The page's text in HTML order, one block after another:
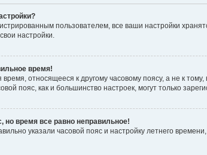
пользователем, все ваши настройки
настройки.
время!
относящееся к другому часовому поясу, а не к
пояс, как и большинство настроек, могут только
но время все равно неправильное!
указали часовой пояс и настройку летнего